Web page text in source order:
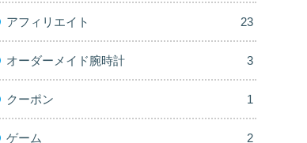
アフィリエイト 23
オーダーメイド腕時計 3
クーポン 1
ゲーム 2